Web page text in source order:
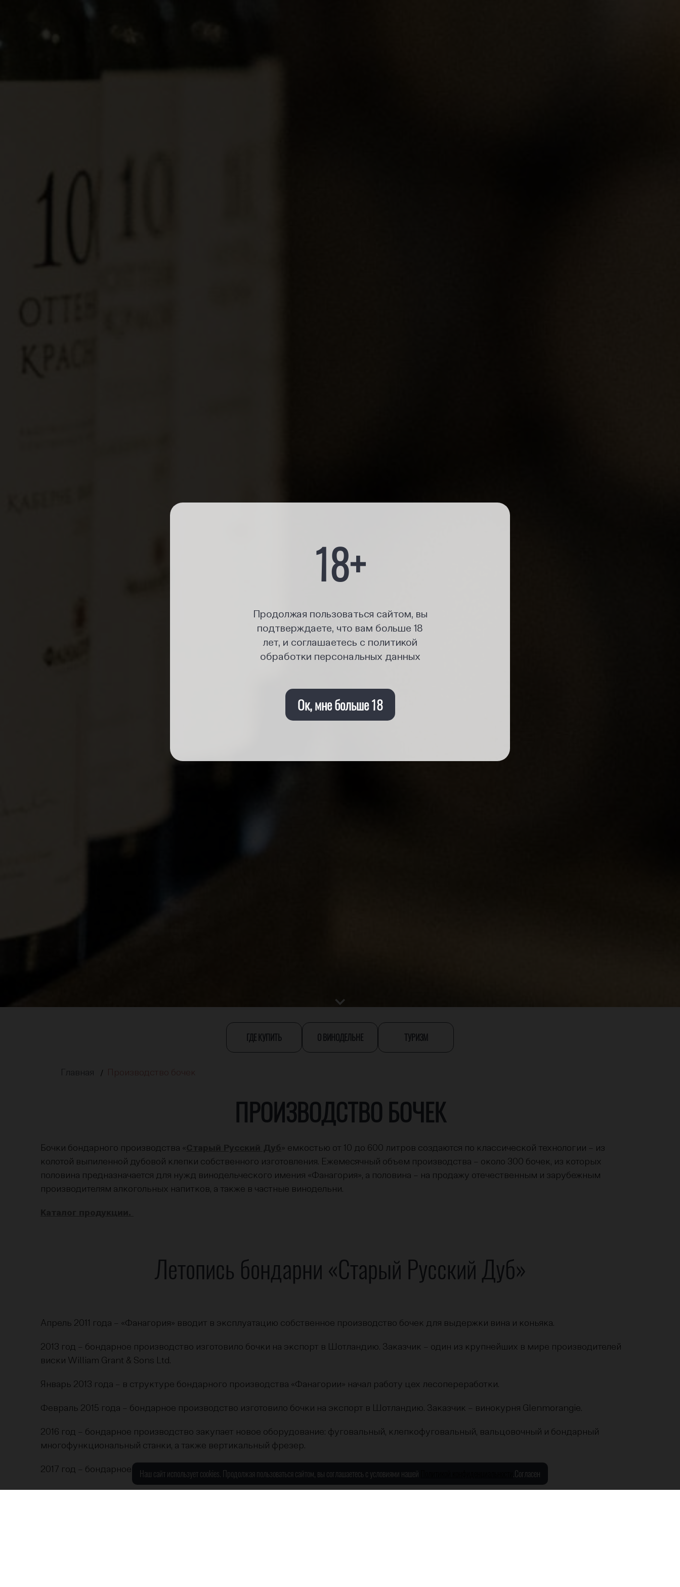
18+
Продолжая пользоваться сайтом, вы
подтверждаете, что вам больше 18
лет, и соглашаетесь с политикой
обработки персональных данных
Ок, мне больше 18
Наш сайт использует cookies. Продолжая пользоваться сайтом, вы соглашаетесь с условиями нашей .Согласен
ГДЕ КУПИТЬ О ВИНОДЕЛЬНЕ ТУРИЗМ
Главная / Производство бочек
ПРОИЗВОДСТВО БОЧЕК
Бочки бондарного производства «
» емкостью от 10 до 600 литров создаются по классической технологии – из
колотой выпиленной дубовой клепки собственного изготовления. Ежемесячный объем производства – около 300 бочек, из которых
половина предназначается для нужд винодельческого имения «Фанагория», а половина – на продажу отечественным и зарубежным
производителям алкогольных напитков, а также в частные винодельни.
Летопись бондарни «Старый Русский Дуб»
Апрель 2011 года – «Фанагория» вводит в эксплуатацию собственное производство бочек для выдержки вина и коньяка.
2013 год – бондарное производство изготовило бочки на экспорт в Шотландию. Заказчик – один из крупнейших в мире производителей
виски William Grant & Sons Ltd.
Январь 2013 года – в структуре бондарного производства «Фанагории» начал работу цех лесопереработки.
Февраль 2015 года – бондарное производство изготовило бочки на экспорт в Шотландию. Заказчик – винокурня Glenmorangie.
2016 год – бондарное производство закупает новое оборудование: фуговальный, клепкофуговальный, вальцовочный и бондарный
многофункциональный станки, а также вертикальный фрезер.
2017 год – бондарное производство изготовило бочки на экспорт в Грузию.